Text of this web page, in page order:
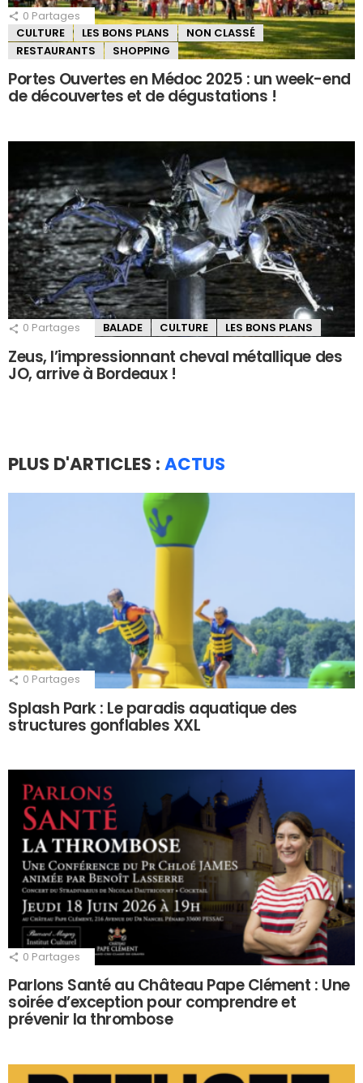
0 Partages
CULTURE
LES BONS PLANS
NON CLASSÉ
RESTAURANTS
SHOPPING
Portes Ouvertes en Médoc 2025 : un week-end
de découvertes et de dégustations !
0 Partages BALADE CULTURE LES BONS PLANS
Zeus, l’impressionnant cheval métallique des
JO, arrive à Bordeaux !
PLUS D'ARTICLES : ACTUS
0 Partages
Splash Park : Le paradis aquatique des
structures gonflables XXL
0 Partages
Parlons Santé au Château Pape Clément : Une
soirée d’exception pour comprendre et
prévenir la thrombose